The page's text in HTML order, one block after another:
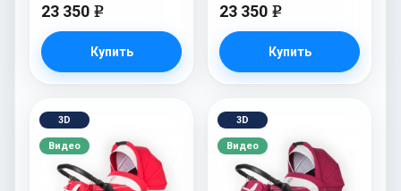
23 350 e
Купить
23 350 e
Купить
3D
Видео
3D
Видео